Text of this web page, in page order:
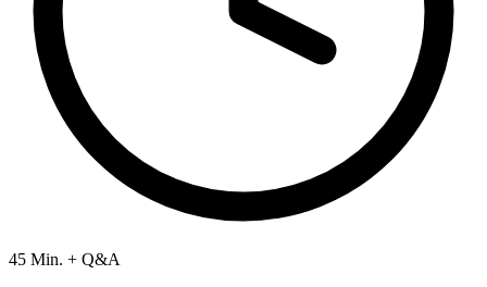
45 Min. + Q&A